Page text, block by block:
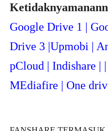
Google Drive 1 |
Drive 3 |Upmobi |
pCloud | Indishare |
MEdiafire | One